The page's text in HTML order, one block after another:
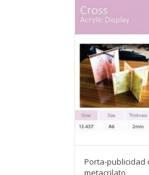
Porta-publicidad
metacrilato